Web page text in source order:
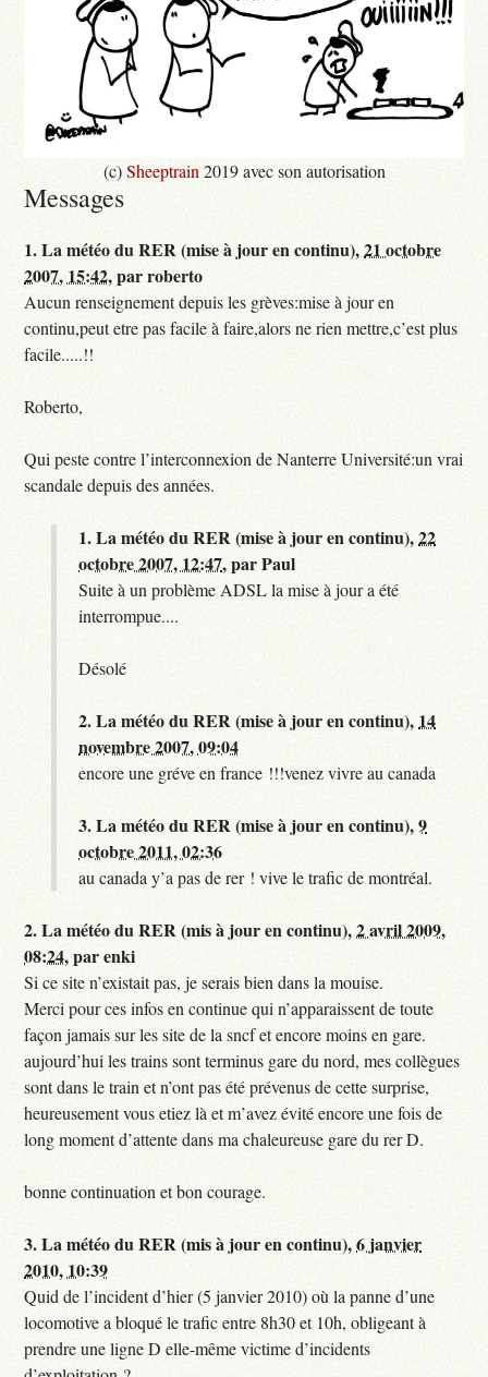
(c)Sheeptrain 2019 avec son autorisation
Messages
1.La météo du RER (mise à jour en continu),21 octobre
2007, 15:42,parroberto
Aucun renseignement depuis les grèves:mise à jour en
continu,peut etre pas facile à faire,alors ne rien mettre,c’est plus
facile.....!!
Roberto,
Qui peste contre l’interconnexion de Nanterre Université:un vrai
scandale depuis des années.
1.La météo du RER (mise à jour en continu),22
octobre 2007, 12:47,parPaul
Suite à un problème ADSL la mise à jour a été
interrompue....
Désolé
2.La météo du RER (mise à jour en continu), 14
novembre 2007, 09:04
encore une gréve en france !!!venez vivre au canada
3.La météo du RER (mise à jour en continu),9
octobre 2011, 02:36
au canada y’a pas de rer ! vive le trafic de montréal.
2.La météo du RER (mis à jour en continu),2 avril 2009,
08:24,parenki
Si ce site n’existait pas, je serais bien dans la mouise.
Merci pour ces infos en continue qui n’apparaissent de toute
façon jamais sur les site de la sncf et encore moins en gare.
aujourd’hui les trains sont terminus gare du nord, mes collègues
sont dans le train et n’ont pas été prévenus de cette surprise,
heureusement vous etiez là et m’avez évité encore une fois de
long moment d’attente dans ma chaleureuse gare du rer D.
bonne continuation et bon courage.
3.La météo du RER (mis à jour en continu),6 janvier
2010, 10:39
Quid de l’incident d’hier (5 janvier 2010) où la panne d’une
locomotive a bloqué le trafic entre 8h30 et 10h, obligeant à
prendre une ligne D elle-même victime d’incidents